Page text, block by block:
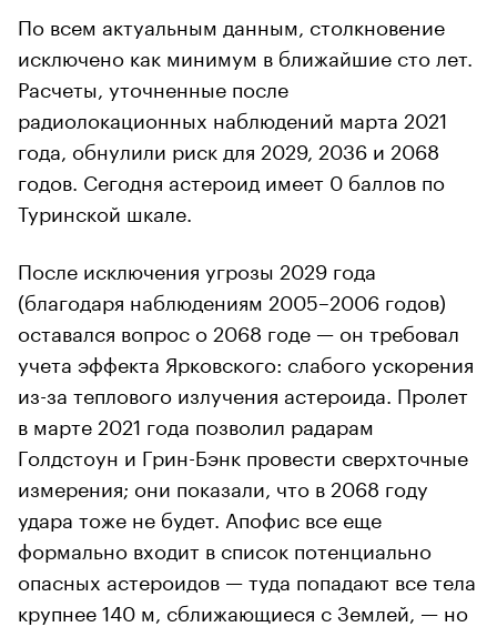
По всем актуальным данным, столкновение
исключено как минимум в ближайшие сто лет.
Расчеты, уточненные после
радиолокационных наблюдений марта 2021
года, обнулили риск для 2029, 2036 и 2068
годов. Сегодня астероид имеет 0 баллов по
Туринской шкале.
После исключения угрозы 2029 года
(благодаря наблюдениям 2005–2006 годов)
оставался вопрос о 2068 годе — он требовал
учета эффекта Ярковского: слабого ускорения
из-за теплового излучения астероида. Пролет
в марте 2021 года позволил радарам
Голдстоун и Грин-Бэнк провести сверхточные
измерения; они показали, что в 2068 году
удара тоже не будет. Апофис все еще
формально входит в список потенциально
опасных астероидов — туда попадают все тела
крупнее 140 м, сближающиеся с Землей, — но